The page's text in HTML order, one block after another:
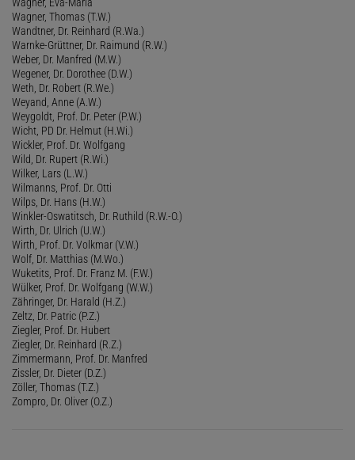
Wagner, Thomas (T.W.)
Wandtner, Dr. Reinhard (R.Wa.)
Warnke-Grüttner, Dr. Raimund (R.W.)
Weber, Dr. Manfred (M.W.)
Wegener, Dr. Dorothee (D.W.)
Weth, Dr. Robert (R.We.)
Weyand, Anne (A.W.)
Weygoldt, Prof. Dr. Peter (P.W.)
Wicht, PD Dr. Helmut (H.Wi.)
Wickler, Prof. Dr. Wolfgang
Wild, Dr. Rupert (R.Wi.)
Wilker, Lars (L.W.)
Wilmanns, Prof. Dr. Otti
Wilps, Dr. Hans (H.W.)
Winkler-Oswatitsch, Dr. Ruthild (R.W.-O.)
Wirth, Dr. Ulrich (U.W.)
Wirth, Prof. Dr. Volkmar (V.W.)
Wolf, Dr. Matthias (M.Wo.)
Wuketits, Prof. Dr. Franz M. (F.W.)
Wülker, Prof. Dr. Wolfgang (W.W.)
Zähringer, Dr. Harald (H.Z.)
Zeltz, Dr. Patric (P.Z.)
Ziegler, Prof. Dr. Hubert
Ziegler, Dr. Reinhard (R.Z.)
Zimmermann, Prof. Dr. Manfred
Zissler, Dr. Dieter (D.Z.)
Zöller, Thomas (T.Z.)
Zompro, Dr. Oliver (O.Z.)